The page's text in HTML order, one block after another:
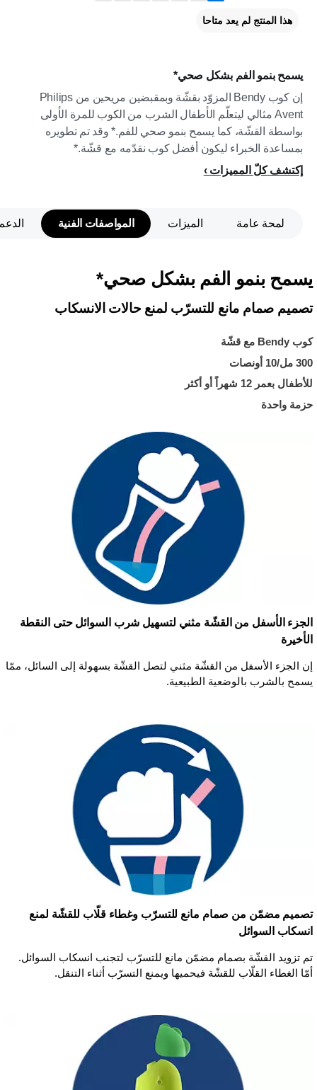
يسمح بنمو الفم بشكل صحي*
إن كوب Bendy المزوّد بقشّة وبمقبضين مريحين من Philips
Avent مثالي ليتعلّم الأطفال الشرب من الكوب للمرة الأولى
بواسطة القشّة، كما يسمح بنمو صحي للفم.* وقد تم تطويره
بمساعدة الخبراء ليكون أفضل كوب نقدّمه مع قشّة.*
إكتشف كلّ المميزات
هذا المنتج لم يعد متاحا
لمحة عامة الميزات المواصفات الفنية
يسمح بنمو الفم بشكل صحي*
تصميم صمام مانع للتسرّب لمنع حالات الانسكاب
كوب Bendy مع قشّة
300 مل/10 أونصات
للأطفال بعمر 12 شهراً أو أكثر
حزمة واحدة
الجزء الأسفل من القشّة مثني لتسهيل شرب السوائل حتى النقطة
الأخيرة
إن الجزء الأسفل من القشّة مثني لتصل القشّة بسهولة إلى السائل، ممّا
يسمح بالشرب بالوضعية الطبيعية.
تصميم مضمّن من صمام مانع للتسرّب وغطاء قلّاب للقشّة لمنع
انسكاب السوائل
تم تزويد القشّة بصمام مضمّن مانع للتسرّب لتجنب انسكاب السوائل.
أمّا الغطاء القلّاب للقشّة فيحميها ويمنع التسرّب أثناء التنقل.